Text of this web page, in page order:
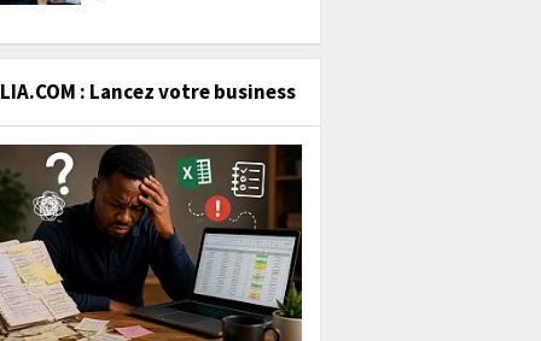
: Lancez votre business